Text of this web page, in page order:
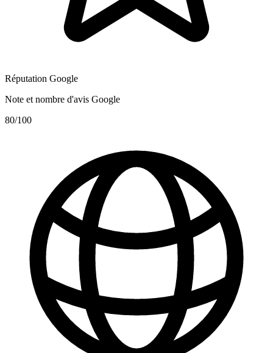
Réputation Google
Note et nombre d'avis Google
80/100